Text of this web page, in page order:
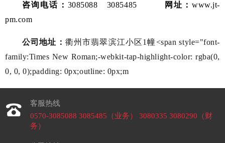
咨询电话： 3085088 3085485 网址：www.jt-
pm.com
公司地址： 衢州市翡翠滨江小区1 幢<span style="font-
family:Times New Roman;-webkit-tap-highlight-color: rgba(0,
0, 0, 0);padding: 0px;outline: 0px;m
客服热线
0570-3085088 3085485（业务） 3080335 3080290（财
务）